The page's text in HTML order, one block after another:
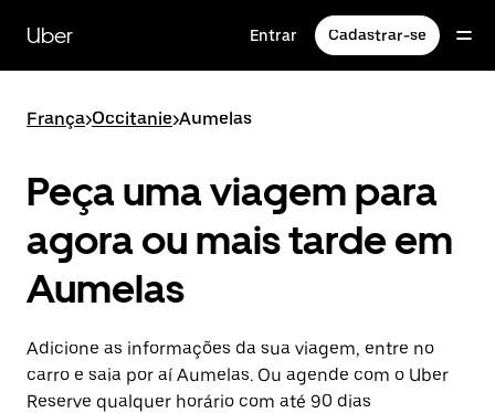
para
conteúdo
Uber Entrar Cadastrar-se
França>Occitanie>Aumelas
Peça uma viagem para
agora ou mais tarde em
Aumelas
Adicione as informações da sua viagem, entre no
carro e saia por aí Aumelas. Ou agende com o Uber
Reserve qualquer horário com até 90 dias